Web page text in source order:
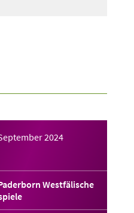
2024
Westfälische